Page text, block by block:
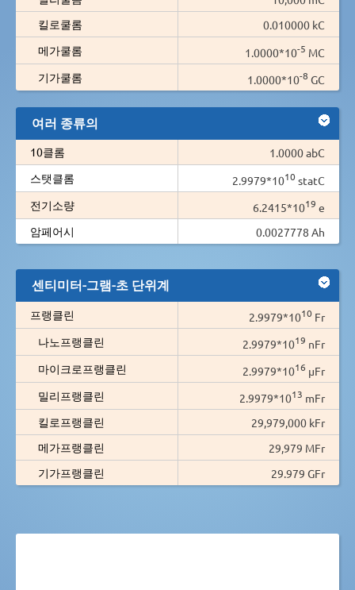
킬로쿨롬
0.010000 kC
메가쿨롬
1.0000*10-5 MC
기가쿨롬
1.0000*10-8 GC
여러 종류의
10클롬
1.0000 abC
스탯클롬
2.9979*1010 statC
전기소량
6.2415*1019 e
암페어시
0.0027778 Ah
센티미터-그램-초 단위계
프랭클린 2.9979*1010 Fr
나노프랭클린
2.9979*1019 nFr
마이크로프랭클린
2.9979*1016 µFr
밀리프랭클린
2.9979*1013 mFr
킬로프랭클린
29,979,000 kFr
메가프랭클린
29,979 MFr
기가프랭클린
29.979 GFr